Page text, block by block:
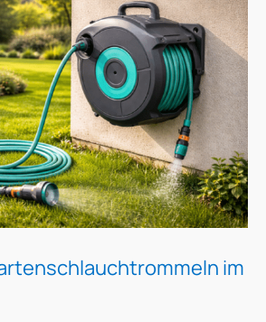
im